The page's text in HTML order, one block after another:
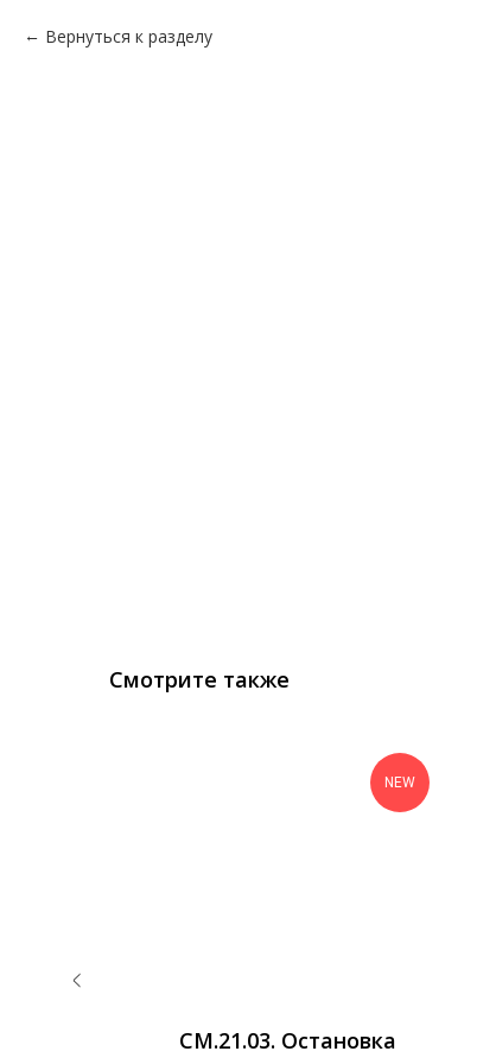
Вернуться к разделу
Смотрите также
NEW
СМ.21.03. Остановка